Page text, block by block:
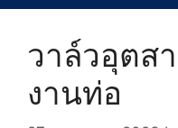
วาล์วอุตส
งานท่อ